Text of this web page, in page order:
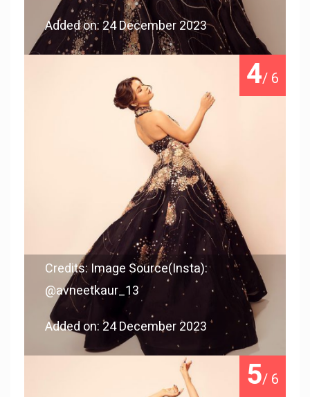
Added on: 24 December 2023
4/ 6
Credits: Image Source(Insta):
@avneetkaur_13
Added on: 24 December 2023
5/ 6